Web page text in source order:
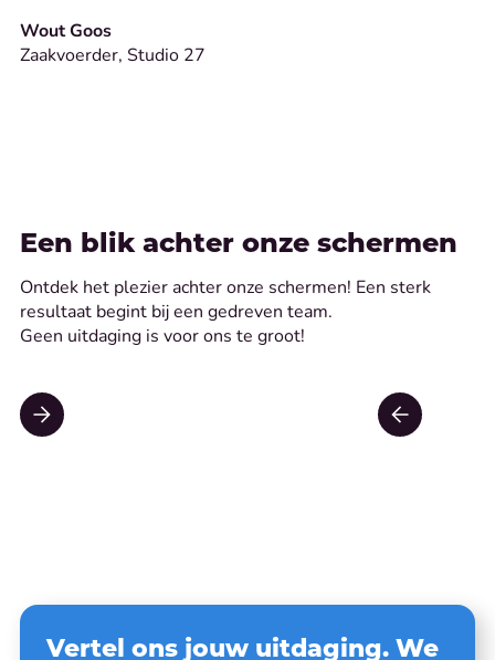
Wout Goos
Zaakvoerder, Studio 27
Een blik achter onze schermen
Ontdek het plezier achter onze schermen! Een sterk
resultaat begint bij een gedreven team.
Geen uitdaging is voor ons te groot!
Vertel ons jouw uitdaging. We